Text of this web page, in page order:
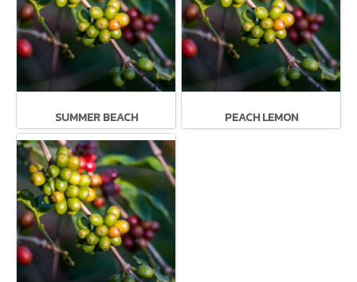
SUMMER BEACH PEACH LEMON